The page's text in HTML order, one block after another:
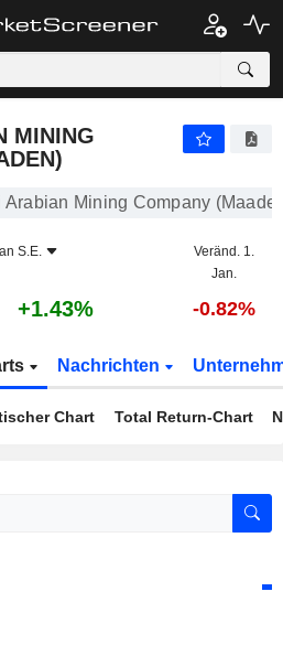
MINING
Mining Company
S.E.
Veränd. 1.
Jan.
+1.43% -0.82%
Nachrichten
Chart Total Return-Chart